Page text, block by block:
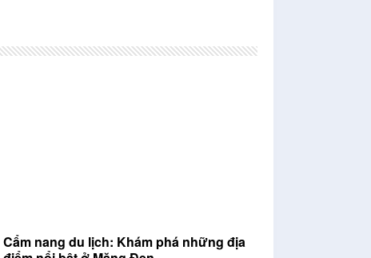
Cẩm nang du lịch: Khám phá những địa